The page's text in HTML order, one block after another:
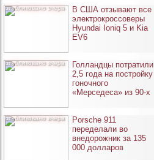
опубликовано вчера
В США отзывают все
электрокроссоверы
Hyundai Ioniq 5 и Kia
EV6
опубликовано вчера
Голландцы потратили
2,5 года на постройку
гоночного
«Мерседеса» из 90-х
опубликовано вчера
Porsche 911
переделали во
внедорожник за 135
000 долларов